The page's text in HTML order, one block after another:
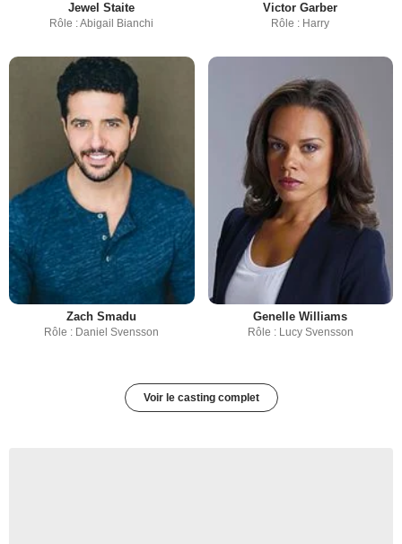
Jewel Staite
Rôle : Abigail Bianchi
Victor Garber
Rôle : Harry
Zach Smadu
Rôle : Daniel Svensson
Genelle Williams
Rôle : Lucy Svensson
Voir le casting complet